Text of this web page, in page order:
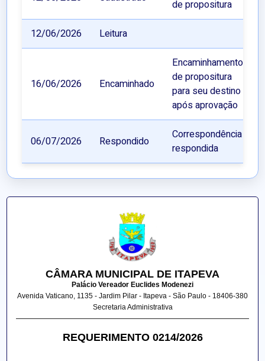
de propositura
12/06/2026 Leitura
16/06/2026 Encaminhado
Encaminhamento
de propositura
para seu destino
após aprovação
06/07/2026 Respondido
Correspondência
respondida
CÂMARA MUNICIPAL DE ITAPEVA
Palácio Vereador Euclides Modenezi
Avenida Vaticano, 1135 - Jardim Pilar - Itapeva - São Paulo - 18406-380
Secretaria Administrativa
REQUERIMENTO 0214/2026